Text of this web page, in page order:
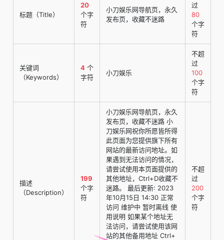
标题（Title）
20
个字
符
小刀娱乐网导航页，永久
发布页，收藏不迷路
过
80
个字
符
关键词
（Keywords）
4 个
字符
小刀娱乐
不超
过
100
个字
符
描述
（Description）
199
个字
符
小刀娱乐网导航页，永久
发布页，收藏不迷路 小
刀娱乐网祝你所愿皆所得
此页面为您提供旗下所有
网站的最新访问地址。如
果遇到无法访问的情况，
请尝试使用本页面提供的
其他地址，Ctrl+D收藏不
迷路。 最后更新: 2023
年10月15日 14:30 正常
访问 维护中 暂时离线 使
用说明 如果某个地址无
法访问，请尝试使用该网
站的其他备用地址 Ctrl+
不超
过
200
个字
符